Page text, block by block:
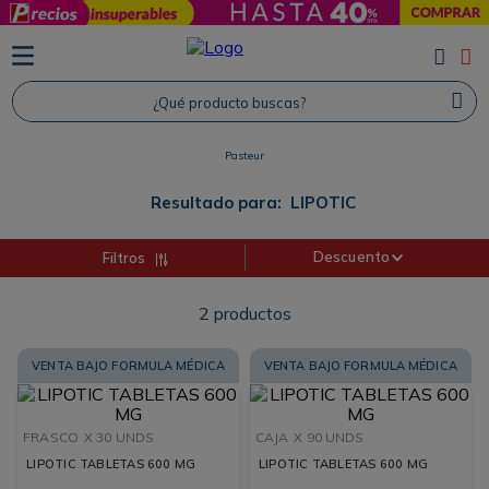
¿Qué producto buscas?
Pasteur
Resultado para: LIPOTIC
Filtros Descuento
2 productos
VENTA BAJO FORMULA MÉDICA
FRASCO X 30 UNDS
LIPOTIC TABLETAS 600 MG
VENTA BAJO FORMULA MÉDICA
CAJA X 90 UNDS
LIPOTIC TABLETAS 600 MG
TÉRMINOS MÁS BUSCADOS
1. Protector Solar
2. Proteina